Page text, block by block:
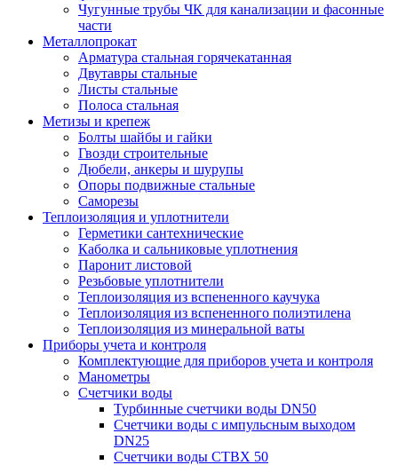
Чугунные трубы ЧК для канализации и фасонные
части
Металлопрокат
Арматура стальная горячекатанная
Двутавры стальные
Листы стальные
Полоса стальная
Метизы и крепеж
Болты шайбы и гайки
Гвозди строительные
Дюбели, анкеры и шурупы
Опоры подвижные стальные
Саморезы
Теплоизоляция и уплотнители
Герметики сантехнические
Каболка и сальниковые уплотнения
Паронит листовой
Резьбовые уплотнители
Теплоизоляция из вспененного каучука
Теплоизоляция из вспененного полиэтилена
Теплоизоляция из минеральной ваты
Приборы учета и контроля
Комплектующие для приборов учета и контроля
Манометры
Счетчики воды
Турбинные счетчики воды DN50
Счетчики воды с импульсным выходом
DN25
Счетчики воды СТВХ 50